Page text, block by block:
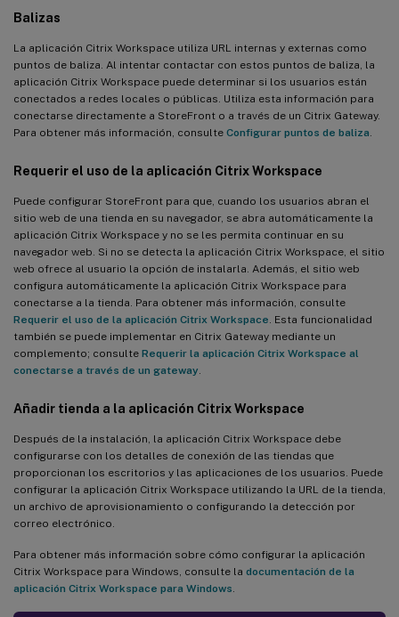
Balizas
La aplicación Citrix Workspace utiliza URL internas y externas como
puntos de baliza. Al intentar contactar con estos puntos de baliza, la
aplicación Citrix Workspace puede determinar si los usuarios están
conectados a redes locales o públicas. Utiliza esta información para
conectarse directamente a StoreFront o a través de un Citrix Gateway.
Para obtener más información, consulte Configurar puntos de baliza
Requerir el uso de la aplicación Citrix Workspace
Puede configurar StoreFront para que, cuando los usuarios abran el
sitio web de una tienda en su navegador, se abra automáticamente la
aplicación Citrix Workspace y no se les permita continuar en su
navegador web. Si no se detecta la aplicación Citrix Workspace, el sitio
web ofrece al usuario la opción de instalarla. Además, el sitio web
configura automáticamente la aplicación Citrix Workspace para
conectarse a la tienda. Para obtener más información, consulte
Requerir el uso de la aplicación Citrix Workspace . Esta funcionalidad
también se puede implementar en Citrix Gateway mediante un
complemento; consulte Requerir la aplicación Citrix Workspace al
conectarse a través de un gateway
Añadir tienda a la aplicación Citrix Workspace
Después de la instalación, la aplicación Citrix Workspace debe
configurarse con los detalles de conexión de las tiendas que
proporcionan los escritorios y las aplicaciones de los usuarios. Puede
configurar la aplicación Citrix Workspace utilizando la URL de la tienda,
un archivo de aprovisionamiento o configurando la detección por
correo electrónico.
Para obtener más información sobre cómo configurar la aplicación
Citrix Workspace para Windows, consulte la documentación de la
aplicación Citrix Workspace para Windows